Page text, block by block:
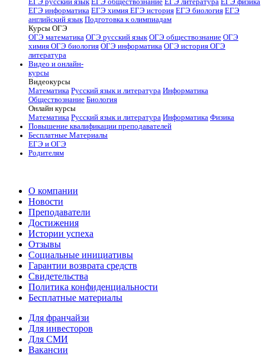
ЕГЭ русский язык ЕГЭ обществознание ЕГЭ литература ЕГЭ физика
ЕГЭ информатика ЕГЭ химия ЕГЭ история ЕГЭ биология ЕГЭ
английский язык Подготовка к олимпиадам
Курсы ОГЭ
ОГЭ математика ОГЭ русский язык ОГЭ обществознание ОГЭ
химия ОГЭ биология ОГЭ информатика ОГЭ история ОГЭ
литература
Видео и онлайн-
курсы
Видеокурсы
Математика Русский язык и литература Информатика
Обществознание Биология
Онлайн курсы
Математика Русский язык и литература Информатика Физика
Повышение квалификации преподавателей
Бесплатные Материалы
ЕГЭ и ОГЭ
Родителям
О компании
Новости
Преподаватели
Достижения
Истории успеха
Отзывы
Социальные инициативы
Гарантии возврата средств
Свидетельства
Политика конфиденциальности
Бесплатные материалы
Для франчайзи
Для инвесторов
Для СМИ
Вакансии